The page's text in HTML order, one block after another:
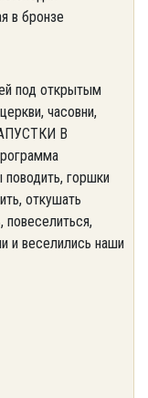
в бронзе
под открытым
часовни,
В
горшки
откушать
повеселиться,
и веселились наши